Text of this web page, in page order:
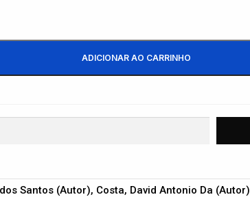
ADICIONAR AO CARRINHO
Santos (Autor), Costa, David Antonio Da (Autor)